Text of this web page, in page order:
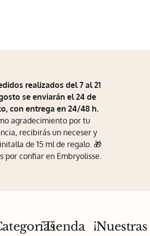
realizados del 7 al 21
se enviarán el 24 de
con entrega en 24/48 h.
agradecimiento por tu
recibirás un neceser y
de 15 ml de regalo. 🎁
por confiar en Embryolisse.
Tienda
¡Nuestras